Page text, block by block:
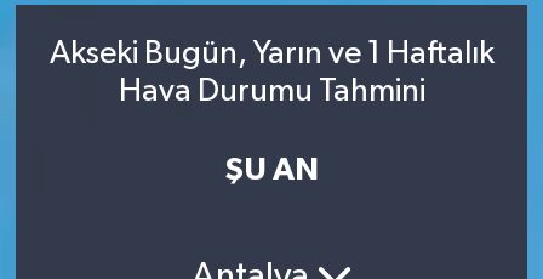
Akseki Bugün, Yarın ve 1 Haftalık
Hava Durumu Tahmini
ŞU AN
Genel
Gündem
Trafik Durumu
Süper Lig Puan Durumu ve Fikstür